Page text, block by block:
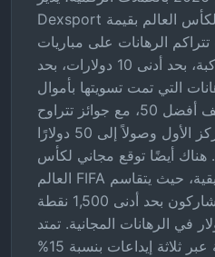
Dexsport تحديًا للوحة المتصدرين لكأس العالم بقيمة
حيث تتراكم الرهانات على مباريات
كأس العالم (فردية أو مركبة، بحد أدنى 10 دولارات، بحد
التي تمت تسويتها بأموال
حقيقية فقط) نحو تصنيف أفضل 50، مع جوائز تتراوح
من 40,000 دولار للمركز الأول وصولاً إلى 50 دولارًا
للمراكز من 41 إلى 50. هناك أيضًا توقع مجاني لكأس
العالم FIFA لا يتطلب رهانًا بأموال حقيقية، حيث يتقاسم
أفضل 100 متوقع الذين يشاركون بحد أدنى 1,500 نقطة
إلى 10,000 دولار في الرهانات المجانية. تمتد
مكافأة الترحيب الرياضية عبر ثلاثة إيداعات بنسبة 15%